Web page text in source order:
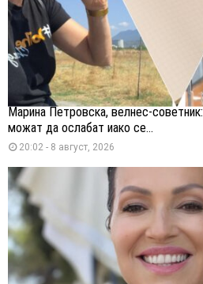
Марина Петровска, велнес-
можат да ослабат иако се...
20:02 - 8 август, 2026